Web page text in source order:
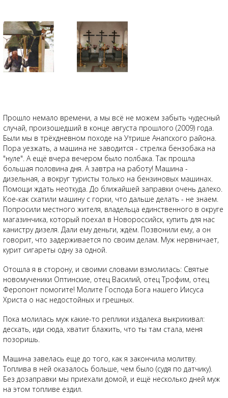
Прошло немало времени, а мы всё не можем забыть чудесный
случай, произошедший в конце августа прошлого (2009) года.
Были мы в трёхдневном походе на Утрише Анапского района.
Пора уезжать, а машина не заводится - стрелка бензобака на
"нуле". А ещё вчера вечером было полбака. Так прошла
большая половина дня. А завтра на работу! Машина -
дизельная, а вокруг туристы только на бензиновых машинах.
Помощи ждать неоткуда. До ближайшей заправки очень далеко.
Кое-как скатили машину с горки, что дальше делать - не знаем.
Попросили местного жителя, владельца единственного в округе
магазинчика, который поехал в Новороссийск, купить для нас
канистру дизеля. Дали ему деньги, ждём. Позвонили ему, а он
говорит, что задерживается по своим делам. Муж нервничает,
курит сигареты одну за одной.
Отошла я в сторону, и своими словами взмолилась: Святые
новомученики Оптинские, отец Василий, отец Трофим, отец
Феропонт помогите! Молите Господа Бога нашего Иисуса
Христа о нас недостойных и грешных.
Пока молилась муж какие-то реплики издалека выкрикивал:
дескать, иди сюда, хватит блажить, что ты там стала, меня
позоришь.
Машина завелась еще до того, как я закончила молитву.
Топлива в ней оказалось больше, чем было (судя по датчику).
Без дозаправки мы приехали домой, и ещё несколько дней муж
на этом топливе ездил.